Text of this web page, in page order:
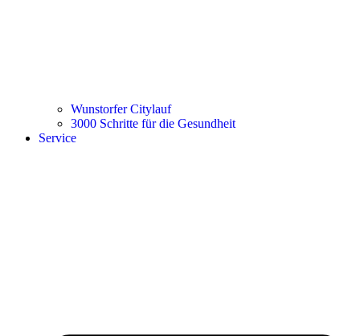
Wunstorfer Citylauf
3000 Schritte für die Gesundheit
Service